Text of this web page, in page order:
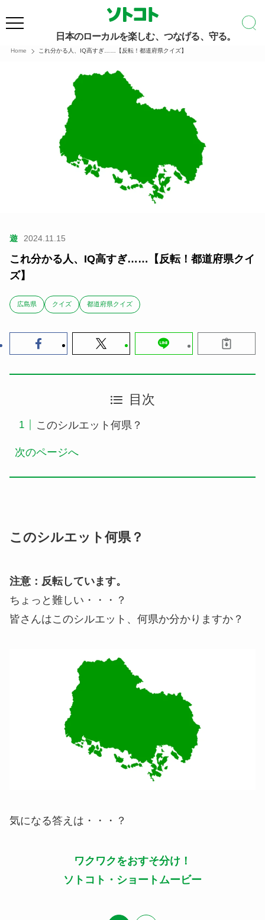
日本のローカルを楽しむ、つなげる、守る。
Home これ分かる人、IQ高すぎ……【反転！都道府県クイズ】
遊 2024.11.15
これ分かる人、IQ高すぎ……【反転！都道府県クイ
ズ】
広島県 クイズ 都道府県クイズ
目次
このシルエット何県？
次のページへ
このシルエット何県？
注意：反転しています。
ちょっと難しい・・・？
皆さんはこのシルエット、何県か分かりますか？
気になる答えは・・・？
ワクワクをおすそ分け！
ソトコト・ショートムービー